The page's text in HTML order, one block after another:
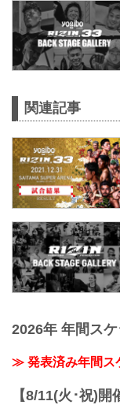
関連記事
2026年 年間ス
≫ 発表済み年間ス
【8/11(火･祝)